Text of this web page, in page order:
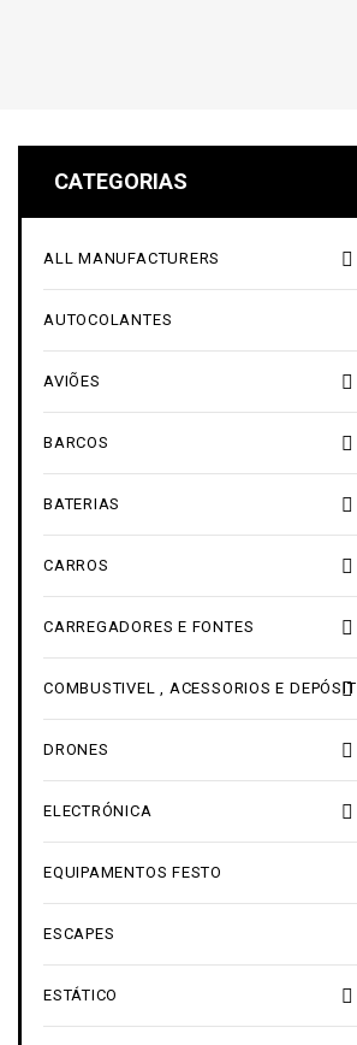
CATEGORIAS

ALL MANUFACTURERS
AUTOCOLANTES

AVIÕES

BARCOS

BATERIAS

CARROS

CARREGADORES E FONTES

COMBUSTIVEL , ACESSORIOS E

DRONES

ELECTRÓNICA
EQUIPAMENTOS FESTO
ESCAPES

ESTÁTICO